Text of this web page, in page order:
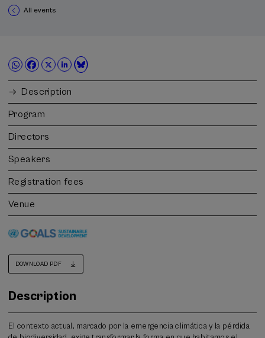
All events
Description
Program
Directors
Speakers
Registration fees
Venue
DOWNLOAD PDF
Description
El contexto actual, marcado por la emergencia climática y la pérdida